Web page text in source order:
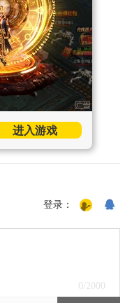
进入游戏
登录：
0 /2000